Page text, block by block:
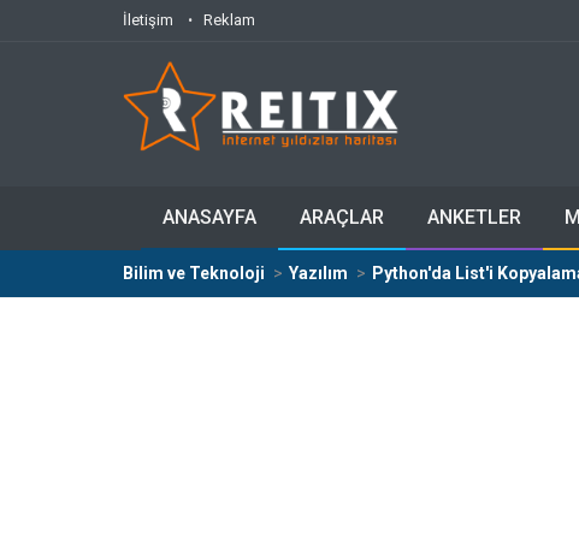
İletişim Reklam
ANASAYFA ARAÇLAR ANKETLER
Bilim ve Teknoloji Yazılım Python'da List'i